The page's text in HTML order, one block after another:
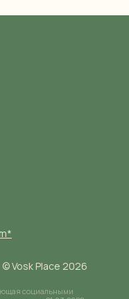
социальными
© Vosk Place 2026